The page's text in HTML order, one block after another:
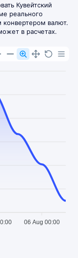
Кувейтский
реального
конвертером валют.
в расчетах.
06 Aug 00:00